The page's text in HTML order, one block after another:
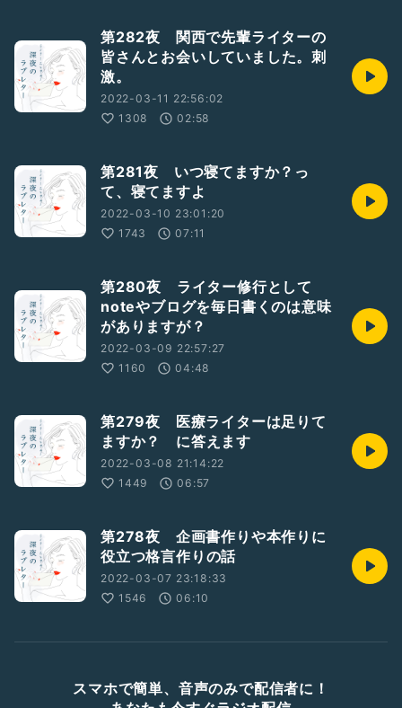
第282夜 関西で先輩ライターの
皆さんとお会いしていました。刺
激。
2022-03-11 22:56:02
1308
02:58
第281夜 いつ寝てますか？っ
て、寝てますよ
2022-03-10 23:01:20
1743
07:11
第280夜 ライター修行として
noteやブログを毎日書くのは意味
がありますが？
2022-03-09 22:57:27
1160
04:48
第279夜 医療ライターは足りて
ますか？ に答えます
2022-03-08 21:14:22
1449
06:57
第278夜 企画書作りや本作りに
役立つ格言作りの話
2022-03-07 23:18:33
1546
06:10
スマホで簡単、音声のみで配信者に！